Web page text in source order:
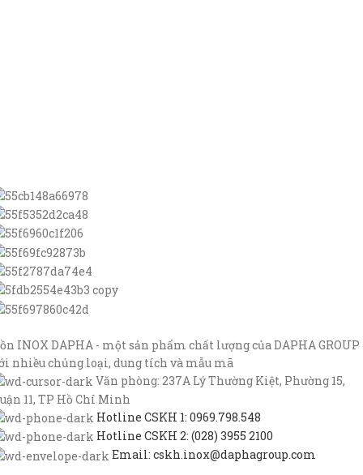
INOX DAPHA - một sản phẩm chất lượng của DAPHA GROUP
nhiều chủng loại, dung tích và mẫu mã
Văn phòng: 237A Lý Thường Kiệt, Phường 15,
11, TP Hồ Chí Minh
Hotline CSKH 1: 0969.798.548
Hotline CSKH 2: (028) 3955 2100
Email: cskh.inox@daphagroup.com